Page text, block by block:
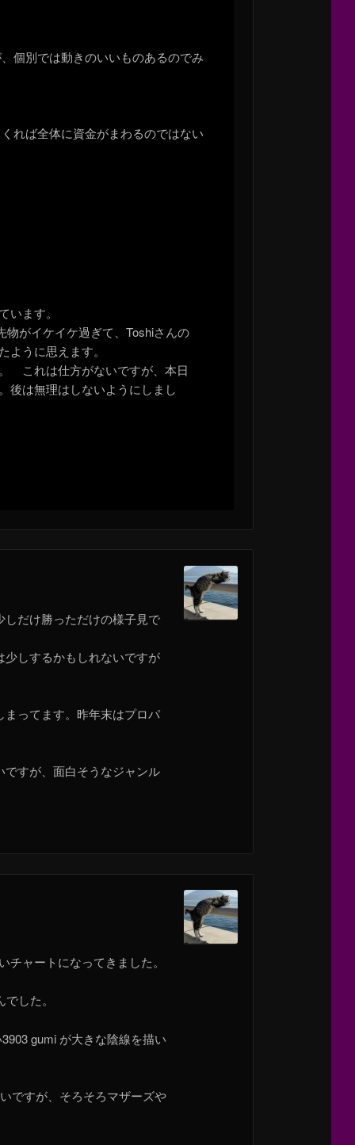
個別では動きのいいものあるのでみ
れば全体に資金がまわるのではない
ます。
がイケイケ過ぎて、Toshiさんの
うに思えます。
これは仕方がないですが、本日
後は無理はしないようにしまし
だけ勝っただけの様子見で
しするかもしれないですが
ってます。昨年末はプロパ
すが、面白そうなジャンル
ャートになってきました。
した。
gumi が大きな陰線を描い
ですが、そろそろマザーズや